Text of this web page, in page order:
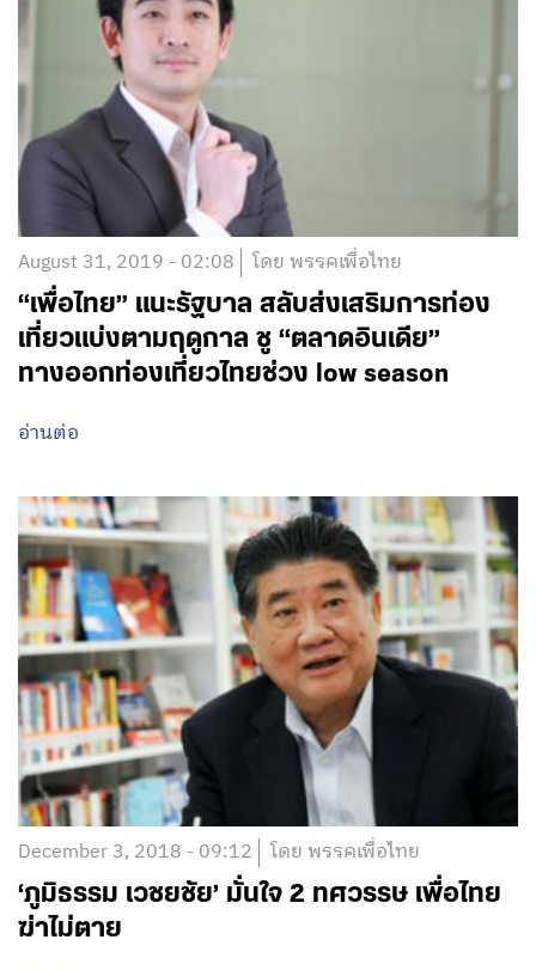
August 31, 2019 - 02:08 โดย พรรคเพื่อไทย
“เพื่อไทย” แนะรัฐบาล สลับส่งเสริมการท่อง
เที่ยวแบ่งตามฤดูกาล ชู “ตลาดอินเดีย”
ทางออกท่องเที่ยวไทยช่วง low season
อ่านต่อ
December 3, 2018 - 09:12 โดย พรรคเพื่อไทย
‘ภูมิธรรม เวชยชัย’ มั่นใจ 2 ทศวรรษ เพื่อไทย
ฆ่าไม่ตาย